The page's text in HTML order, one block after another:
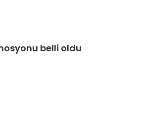
belli oldu